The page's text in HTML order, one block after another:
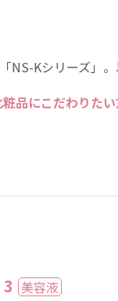
Kシリーズ」。
粧品にこだわりた